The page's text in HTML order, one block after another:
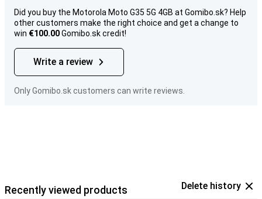
Did you buy the Motorola Moto G35 5G 4GB at Gomibo.sk? Help
other customers make the right choice and get a change to
win €100.00Gomibo.sk credit!
Write a review
Only Gomibo.sk customers can write reviews.
Recently viewed products Delete history